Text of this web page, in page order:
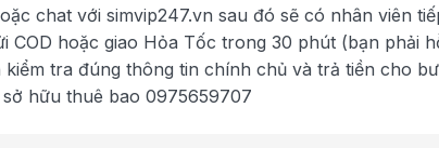
chat với simvip247.vn sau đó sẽ có nhân viên
COD hoặc giao Hỏa Tốc trong 30 phút (bạn phải
tra đúng thông tin chính chủ và trả tiền cho
hữu thuê bao 0975659707